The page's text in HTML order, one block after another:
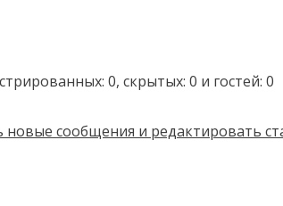
0, скрытых: 0 и гостей: 0